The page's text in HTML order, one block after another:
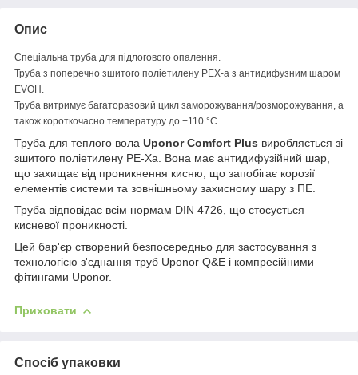
Опис
Спеціальна труба для підлогового опалення.
Труба з поперечно зшитого поліетилену PEX-a з антидифузним шаром
EVOH.
Труба витримує багаторазовий цикл заморожування/розморожування, а
також короткочасно температуру до +110 °C.
Труба для теплого вола Uponor Comfort Plus виробляється зі
зшитого поліетилену PE-Xa. Вона має антидифузійний шар,
що захищає від проникнення кисню, що запобігає корозії
елементів системи та зовнішньому захисному шару з ПЕ.
Труба відповідає всім нормам DIN 4726, що стосується
кисневої проникності.
Цей бар'єр створений безпосередньо для застосування з
технологією з'єднання труб Uponor Q&E і компресійними
фітингами Uponor.
Приховати
Спосіб упаковки